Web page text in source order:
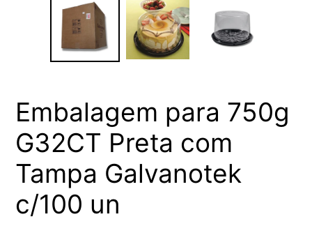
Embalagem para 750g
G32CT Preta com
Tampa Galvanotek
c/100 un